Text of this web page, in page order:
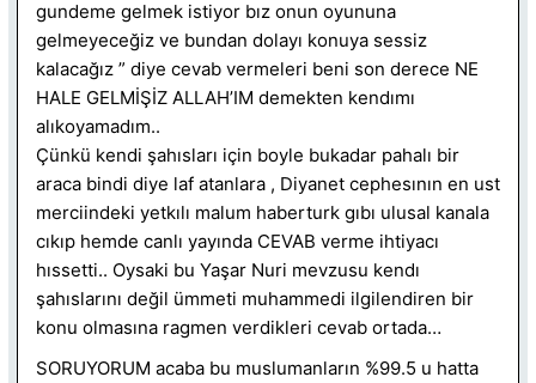
gundeme gelmek istiyor bız onun oyununa
gelmeyeceğiz ve bundan dolayı konuya sessiz
kalacağız ” diye cevab vermeleri beni son derece NE
HALE GELMİŞİZ ALLAH’IM demekten kendımı
alıkoyamadım..
Çünkü kendi şahısları için boyle bukadar pahalı bir
araca bindi diye laf atanlara , Diyanet cephesının en ust
merciindeki yetkılı malum haberturk gıbı ulusal kanala
cıkıp hemde canlı yayında CEVAB verme ihtiyacı
hıssetti.. Oysaki bu Yaşar Nuri mevzusu kendı
şahıslarını değil ümmeti muhammedi ilgilendiren bir
konu olmasına ragmen verdikleri cevab ortada…
SORUYORUM acaba bu muslumanların %99.5 u hatta